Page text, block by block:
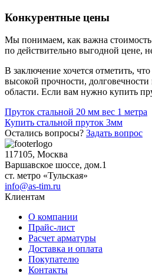
Конкурентные цены
Мы понимаем, как важна стоимость
по действительно выгодной цене,
В заключение хочется отметить,
высокой прочности,
области. Если вам нужно купить
Навигация
по
записям
Пруток стальной 20 мм вес 1 метра
Купить стальной пруток 3мм
Остались вопросы? Задать вопрос
117105, Москва
Варшавское шоссе, дом.1
ст. метро «Тульская»
info@as-tim.ru
Клиентам
О компании
Прайс-лист
Расчет арматуры
Доставка и оплата
Покупателю
Контакты